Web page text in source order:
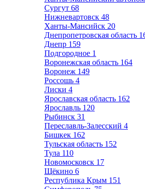
Сургут 68
Нижневартовск 48
Ханты-Мансийск 20
Днепропетровская область
Днепр 159
Подгородное 1
Воронежская область 164
Воронеж 149
Россошь 4
Лиски 4
Ярославская область 162
Ярославль 120
Рыбинск 31
Переславль-Залесский 4
Бишкек 162
Тульская область 152
Тула 110
Новомосковск 17
Щёкино 6
Республика Крым 151